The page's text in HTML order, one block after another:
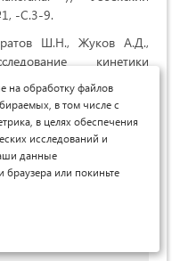
-С.3-9.
Ш.Н., Жуков А.Д.,
кинетики
на основе мергелей. //
материаловедение,
цемента: М.:
на обработку файлов
в том числе с
в целях обеспечения
исследований и
данные
браузера или покиньте